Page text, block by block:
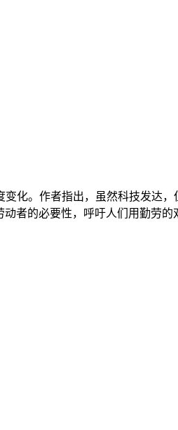
化。作者指出，虽然科技发达
者的必要性，呼吁人们用勤劳的